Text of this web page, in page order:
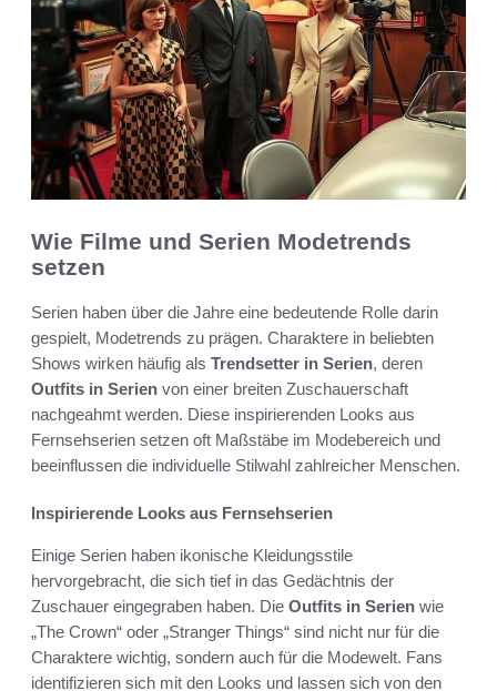
Wie Filme und Serien Modetrends
setzen
Serien haben über die Jahre eine bedeutende Rolle darin
gespielt, Modetrends zu prägen. Charaktere in beliebten
Shows wirken häufig als Trendsetter in Serien, deren
Outfits in Serien von einer breiten Zuschauerschaft
nachgeahmt werden. Diese inspirierenden Looks aus
Fernsehserien setzen oft Maßstäbe im Modebereich und
beeinflussen die individuelle Stilwahl zahlreicher Menschen.
Inspirierende Looks aus Fernsehserien
Einige Serien haben ikonische Kleidungsstile
hervorgebracht, die sich tief in das Gedächtnis der
Zuschauer eingegraben haben. Die Outfits in Serien wie
„The Crown“ oder „Stranger Things“ sind nicht nur für die
Charaktere wichtig, sondern auch für die Modewelt. Fans
identifizieren sich mit den Looks und lassen sich von den